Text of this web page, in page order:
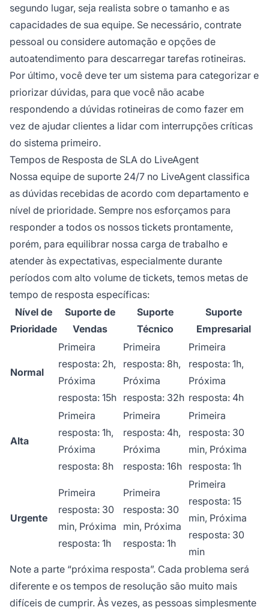
segundo lugar, seja realista sobre o tamanho e as
capacidades de sua equipe. Se necessário, contrate
pessoal ou considere automação e opções de
autoatendimento para descarregar tarefas rotineiras.
Por último, você deve ter um sistema para categorizar e
priorizar dúvidas, para que você não acabe
respondendo a dúvidas rotineiras de como fazer em
vez de ajudar clientes a lidar com interrupções críticas
do sistema primeiro.
Tempos de Resposta de SLA do LiveAgent
Nossa equipe de suporte 24/7 no LiveAgent classifica
as dúvidas recebidas de acordo com departamento e
nível de prioridade. Sempre nos esforçamos para
responder a todos os nossos tickets prontamente,
porém, para equilibrar nossa carga de trabalho e
atender às expectativas, especialmente durante
períodos com alto volume de tickets, temos metas de
tempo de resposta específicas:
Nível de
Prioridade
Suporte de
Vendas
Suporte
Técnico
Suporte
Empresarial
Normal
Primeira
resposta: 2h,
Próxima
resposta: 15h
Primeira
resposta: 8h,
Próxima
resposta: 32h
Primeira
resposta: 1h,
Próxima
resposta: 4h
Alta
Primeira
resposta: 1h,
Próxima
resposta: 8h
Primeira
resposta: 4h,
Próxima
resposta: 16h
Primeira
resposta: 30
min, Próxima
resposta: 1h
Urgente
Primeira
resposta: 30
min, Próxima
resposta: 1h
Primeira
resposta: 30
min, Próxima
resposta: 1h
Primeira
resposta: 15
min, Próxima
resposta: 30
min
Note a parte “próxima resposta”. Cada problema será
diferente e os tempos de resolução são muito mais
difíceis de cumprir. Às vezes, as pessoas simplesmente